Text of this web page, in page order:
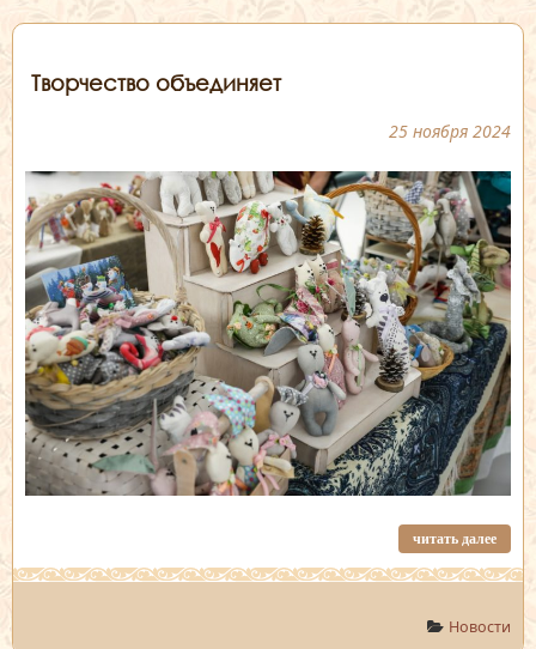
Творчество объединяет
25 ноября 2024
читать далее
Новости